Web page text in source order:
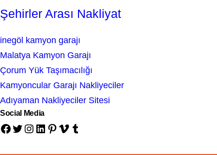
Şehirler Arası Nakliyat
inegöl kamyon garajı
Malatya Kamyon Garajı
Çorum Yük Taşımacılığı
Kamyoncular Garajı Nakliyeciler
Adıyaman Nakliyeciler Sitesi
Social Media
Facebook Twitter Instagram LinkedIn Pinterest Vimeo Tumblr